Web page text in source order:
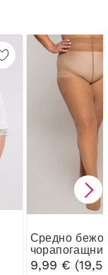
Средно бежов
DEN Ribessa
9,99 €